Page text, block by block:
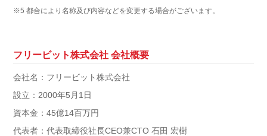
※5 都合により名称及び内容などを変更する場合がございます。
フリービット株式会社 会社概要
会社名：フリービット株式会社
設立：2000年5月1日
資本金：45億14百万円
代表者：代表取締役社長CEO兼CTO 石田 宏樹